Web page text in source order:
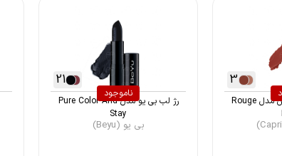
3
رژ لب استیکی کاپریس مدل Rouge
21
ناموجود
رژ لب بی یو مدل Pure Color And
Stay
بی یو (Beyu)